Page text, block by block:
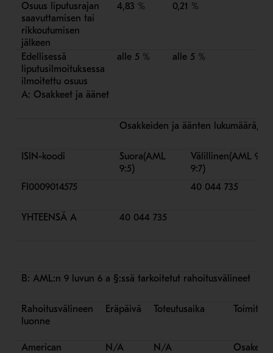
Osuus liputusrajan
saavuttamisen tai
rikkoutumisen
jälkeen
4,83 % 0,21 %
Edellisessä
liputusilmoituksessa
ilmoitettu osuus
alle 5 % alle 5 %
A: Osakkeet ja äänet
Osakkeiden ja äänten lukumäärä,
ISIN-koodi Suora(AML
9:5)
Välillinen(AML 9:6
9:7)
FI0009014575
40 044 735
YHTEENSÄ A 40 044 735
B: AML:n 9 luvun 6 a §:ssä tarkoitetut rahoitusvälineet
Rahoitusvälineen
luonne
Eräpäivä Toteutusaika
American
N/A N/A Osake-